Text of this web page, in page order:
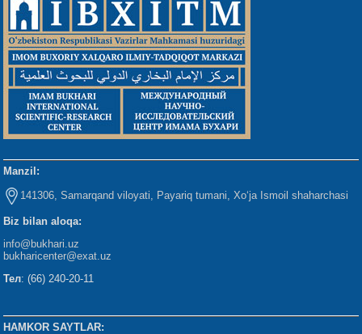
Manzil:
141306, Samarqand viloyati, Payariq tumani, Xo‘ja Ismoil shaharchasi
Biz bilan aloqa:
info@bukhari.uz
bukharicenter@exat.uz
Тел: (66) 240-20-11
HAMKOR SAYTLAR: